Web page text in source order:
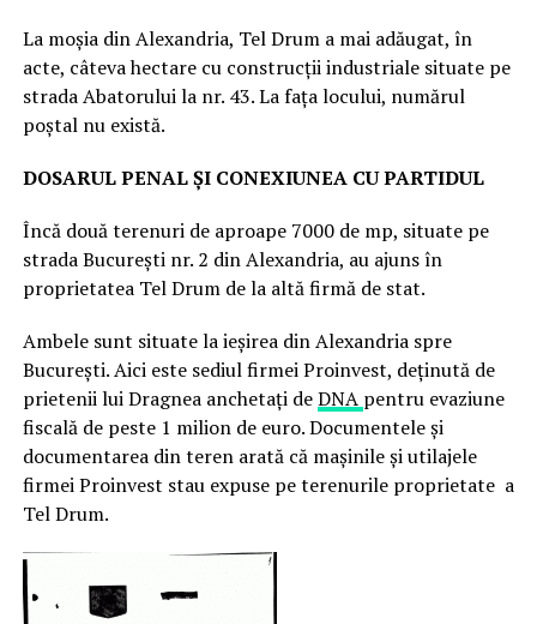
La moșia din Alexandria, Tel Drum a mai adăugat, în
acte, câteva hectare cu construcții industriale situate pe
strada Abatorului la nr. 43. La fața locului, numărul
poștal nu există.
DOSARUL PENAL ȘI CONEXIUNEA CU PARTIDUL
Încă două terenuri de aproape 7000 de mp, situate pe
strada București nr. 2 din Alexandria, au ajuns în
proprietatea Tel Drum de la altă firmă de stat.
Ambele sunt situate la ieșirea din Alexandria spre
București. Aici este sediul firmei Proinvest, deținută de
prietenii lui Dragnea anchetați deDNA pentru evaziune
fiscală de peste 1 milion de euro. Documentele și
documentarea din teren arată că mașinile și utilajele
firmei Proinvest stau expuse pe terenurile proprietate a
Tel Drum.